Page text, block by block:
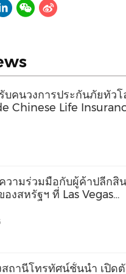
บคนวงการประกันภัยทั่วโ
Chinese Life
Award (IDA) ประจ
วามร่วมมือกับผู้ค้าปลีกสิ
งสหรัฐฯ ที่ Las Vegas
ถานีโทรทัศน์ชั้นนำ เปิด